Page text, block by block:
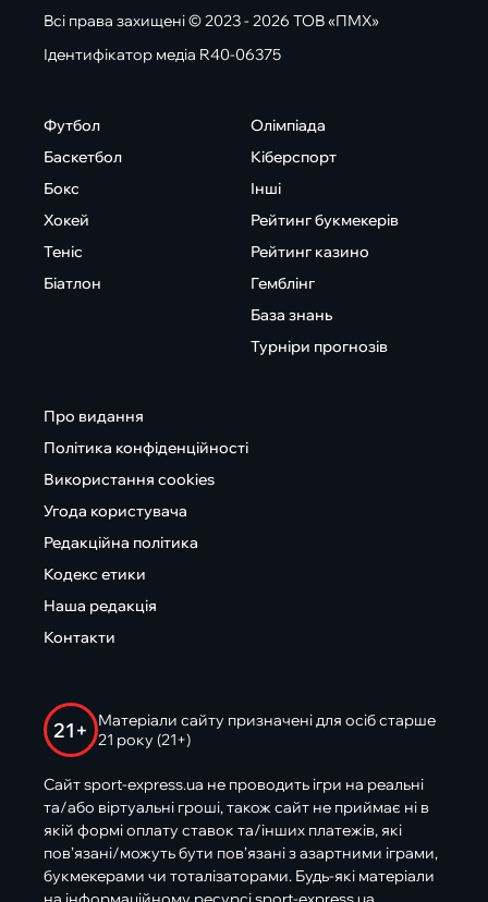
Всі права захищені © 2023 - 2026 ТОВ «ПМХ»
Ідентифікатор медіа R40-06375
Футбол
Баскетбол
Бокс
Хокей
Теніс
Біатлон
Олімпіада
Кіберспорт
Інші
Рейтинг букмекерів
Рейтинг казино
Гемблінг
База знань
Турніри прогнозів
Про видання
Політика конфіденційності
Використання cookies
Угода користувача
Редакційна політика
Кодекс етики
Наша редакція
Контакти
21+
Матеріали сайту призначені для осіб старше
21 року (21+)
Сайт sport-express.ua не проводить ігри на реальні
та/або віртуальні гроші, також сайт не приймає ні в
якій формі оплату ставок та/інших платежів, які
пов’язані/можуть бути пов’язані з азартними іграми,
букмекерами чи тоталізаторами. Будь-які матеріали